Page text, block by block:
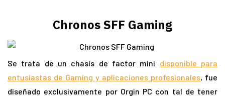
Chronos SFF Gaming
Se trata de un chasis de factor mini disponible para
entusiastas de Gaming y aplicaciones profesionales, fue
diseñado exclusivamente por Orgin PC con tal de tener